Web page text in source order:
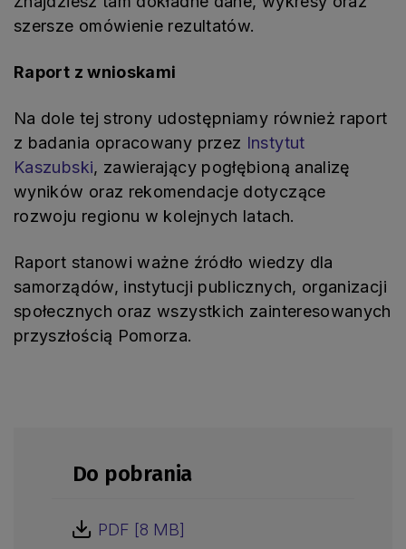
szersze omówienie rezultatów.
Raport z wnioskami
Na dole tej strony udostępniamy również raport
z badania opracowany przez Instytut
Kaszubski, zawierający pogłębioną analizę
wyników oraz rekomendacje dotyczące
rozwoju regionu w kolejnych latach.
Raport stanowi ważne źródło wiedzy dla
samorządów, instytucji publicznych, organizacji
społecznych oraz wszystkich zainteresowanych
przyszłością Pomorza.
Do pobrania
PDF [8 MB]